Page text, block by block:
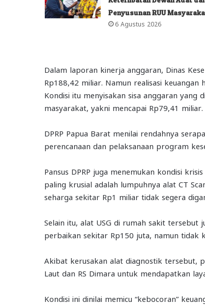
Penyusunan RUU
6 Agustus 2026
Dalam laporan kinerja anggaran, Dinas
Rp188,42 miliar. Namun realisasi
Kondisi itu menyisakan sisa anggaran
masyarakat, yakni mencapai Rp79,41 miliar.
DPRP Papua Barat menilai rendahnya
perencanaan dan pelaksanaan program
Pansus DPRP juga menemukan kondisi
paling krusial adalah lumpuhnya alat CT
seharga sekitar Rp1 miliar tidak segera
Selain itu, alat USG di rumah sakit tersebut
perbaikan sekitar Rp150 juta, namun tidak
Akibat kerusakan alat diagnostik tersebut,
Laut dan RS Dimara untuk mendapatkan
Kondisi ini dinilai memicu “kebocoran”